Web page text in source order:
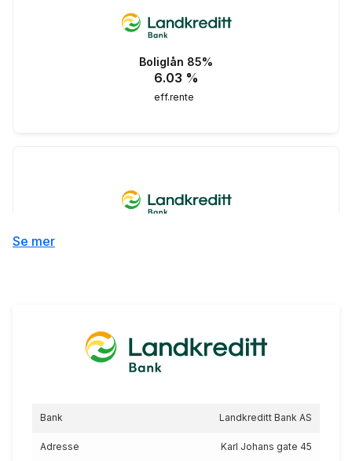
Boliglån 85%
6.03 %
eff.rente
Fritidsbolig 60%
Se mer
Bank Landkreditt Bank AS
Adresse Karl Johans gate 45